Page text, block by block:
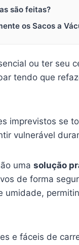
são feitas?
os Sacos a
ou ter seu
tendo que
imprevistos se
vulnerável
uma solução
de forma
umidade,
e fáceis de